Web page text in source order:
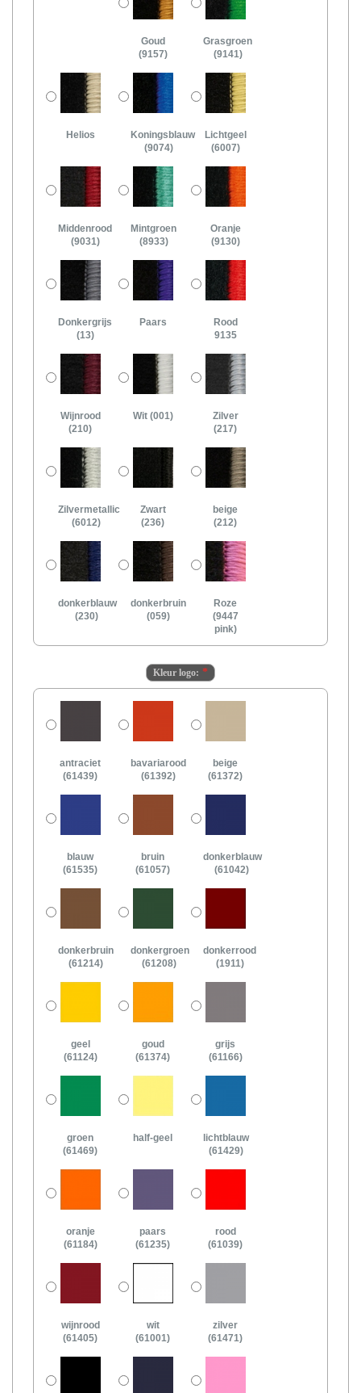
Goud
(9157)
Grasgroen
(9141)
Helios
Koningsblauw
(9074)
Lichtgeel
(6007)
Middenrood
(9031)
Mintgroen
(8933)
Oranje
(9130)
Donkergrijs
(13)
Paars
Rood
9135
Wijnrood
(210)
Wit (001)
Zilver
(217)
Zilvermetallic
(6012)
Zwart
(236)
beige
(212)
donkerblauw
(230)
donkerbruin
(059)
Roze
(9447
pink)
Kleur logo:
antraciet
(61439)
bavariarood
(61392)
beige
(61372)
blauw
(61535)
bruin
(61057)
donkerblauw
(61042)
donkerbruin
(61214)
donkergroen
(61208)
donkerrood
(1911)
geel
(61124)
goud
(61374)
grijs
(61166)
groen
(61469)
half-geel
lichtblauw
(61429)
oranje
(61184)
paars
(61235)
rood
(61039)
wijnrood
(61405)
wit
(61001)
zilver
(61471)